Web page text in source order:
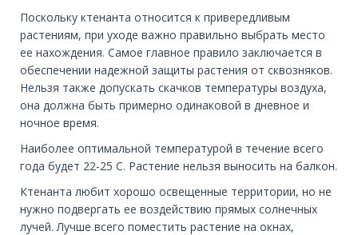
Поскольку ктенанта относится к привередливым
растениям, при уходе важно правильно выбрать место
ее нахождения. Самое главное правило заключается в
обеспечении надежной защиты растения от сквозняков.
Нельзя также допускать скачков температуры воздуха,
она должна быть примерно одинаковой в дневное и
ночное время.
Наиболее оптимальной температурой в течение всего
года будет 22-25 С. Растение нельзя выносить на балкон.
Ктенанта любит хорошо освещенные территории, но не
нужно подвергать ее воздействию прямых солнечных
лучей. Лучше всего поместить растение на окнах,